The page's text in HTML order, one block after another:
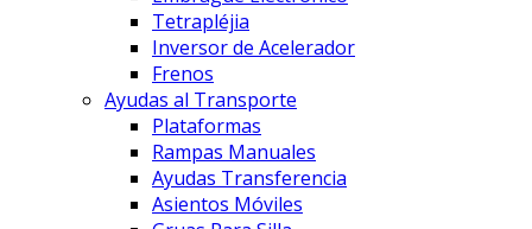
Tetrapléjia
Inversor de Acelerador
Frenos
Ayudas al Transporte
Plataformas
Rampas Manuales
Ayudas Transferencia
Asientos Móviles